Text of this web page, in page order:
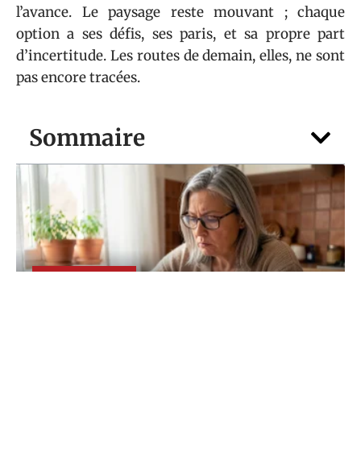
Sommaire
DIVERTISSEMENT
l’avance. Le paysage reste mouvant ; chaque
option a ses défis, ses paris, et sa propre part
d’incertitude. Les routes de demain, elles, ne sont
pas encore tracées.